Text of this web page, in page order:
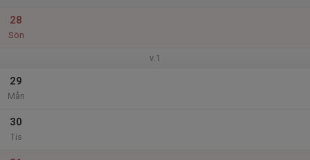
28
Sön
v.1
29
Mån
30
Tis